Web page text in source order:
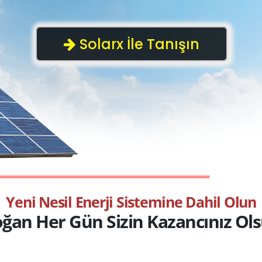
Yeni Nesil Enerji Sistemine Dahil Olun
ğan HerGünSizin KazancınızOls